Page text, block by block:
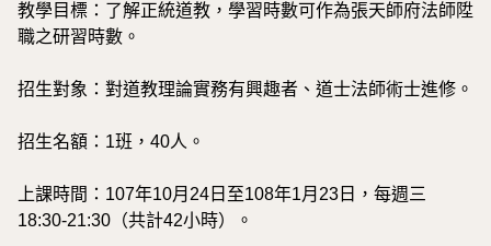
教學目標：了解正統道教，學習時數可作為張天師府法師陞
職之研習時數。
招生對象：對道教理論實務有興趣者、道士法師術士進修。
招生名額：1班，40人。
上課時間：107年10月24日至108年1月23日，每週三
18:30-21:30（共計42小時）。